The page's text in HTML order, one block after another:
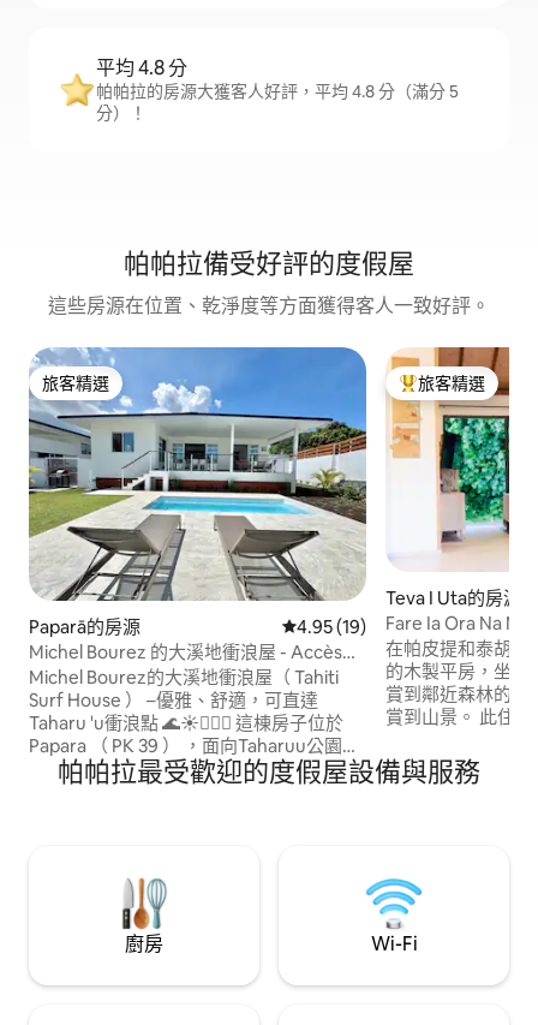
平均 4.8 分
帕帕拉的房源大獲客人好評，平均 4.8 分（滿分 5
分）！
帕帕拉備受好評的度假屋
這些房源在位置、乾淨度等方面獲得客人一致好評。
旅客精選
旅客精選
Paparā的房源 從 19 則評價中獲得 4.95 的平
4.95 (19)
Michel Bourez 的大溪地衝浪屋 - Accès
mer
Michel Bourez的大溪地衝浪屋（ Tahiti
Surf House ） –優雅、舒適，可直達
Taharu 'u衝浪點 🌊☀️🏄🏻‍♂️ 這棟房子位於
Papara （ PK 39 ） ，面向Taharuu公園及
其著名的衝浪點，提供放鬆、運動和自然
之間的理想環境。 ✅ 2間空調臥室、2間浴
旅客精選榜首
旅客精選
Teva I Uta的房源
Fare Ia Ora Na
在帕皮提和泰胡普
的木製平房，坐落
賞到鄰近森林的壯
賞到山景。 此住
300 公尺即可抵達
抵達 Atimaono 高
帕帕拉最受歡迎的度假屋設備與服務
廚房 Wi-Fi